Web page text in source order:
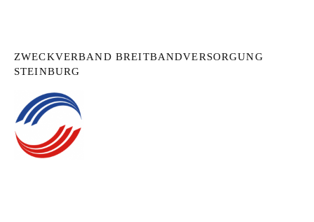
ZWECKVERBAND BREITBANDVERSORGUNG
STEINBURG